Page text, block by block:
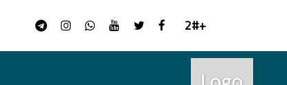
+2#